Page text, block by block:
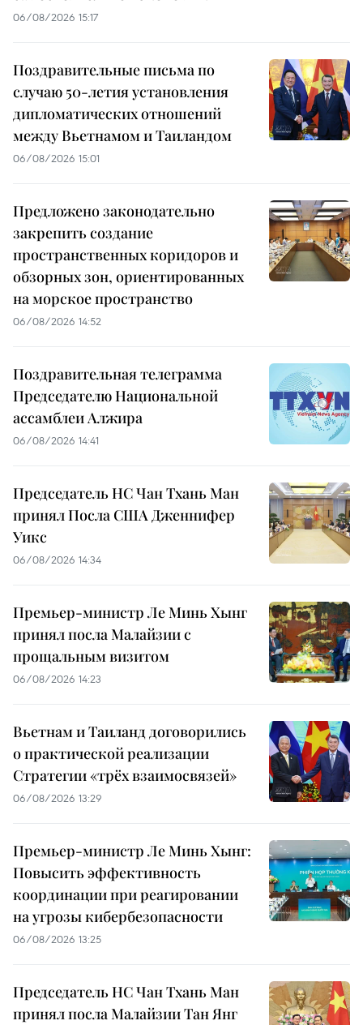
06/08/2026 15:17
Поздравительные письма по
случаю 50-летия установления
дипломатических отношений
между Вьетнамом и Таиландом
06/08/2026 15:01
Предложено законодательно
закрепить создание
пространственных коридоров и
обзорных зон, ориентированных
на морское пространство
06/08/2026 14:52
Поздравительная телеграмма
Председателю Национальной
ассамблеи Алжира
06/08/2026 14:41
Председатель НС Чан Тхань Ман
принял Посла США Дженнифер
Уикс
06/08/2026 14:34
Премьер-министр Ле Минь Хынг
принял посла Малайзии с
прощальным визитом
06/08/2026 14:23
Вьетнам и Таиланд договорились
о практической реализации
Стратегии «трёх взаимосвязей»
06/08/2026 13:29
Премьер-министр Ле Минь Хынг:
Повысить эффективность
координации при реагировании
на угрозы кибербезопасности
06/08/2026 13:25
Председатель НС Чан Тхань Ман
принял посла Малайзии Тан Янг